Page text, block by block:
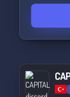
and watch
be, you'll
🎮🎬
2️⃣💫
time? Look
exciting